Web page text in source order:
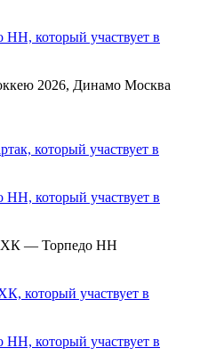
2026, Динамо Москва
ХК — Торпедо НН